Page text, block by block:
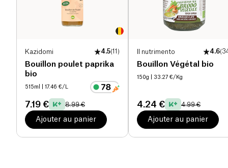
Kazidomi 4.5(11 )
Bouillon poulet paprika
bio
515ml | 17.46 €/L
7.19 € 8.99 €
Ajouter au panier
Il nutrimento 4.6(
Bouillon Végétal bio
150g | 33.27 €/Kg
4.24 € 4.99 €
Ajouter au panier